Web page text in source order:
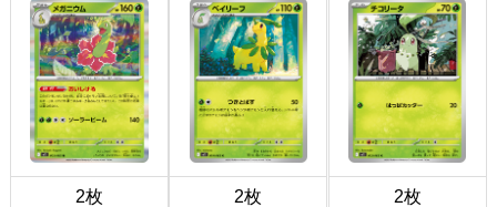
2枚 2枚 2枚